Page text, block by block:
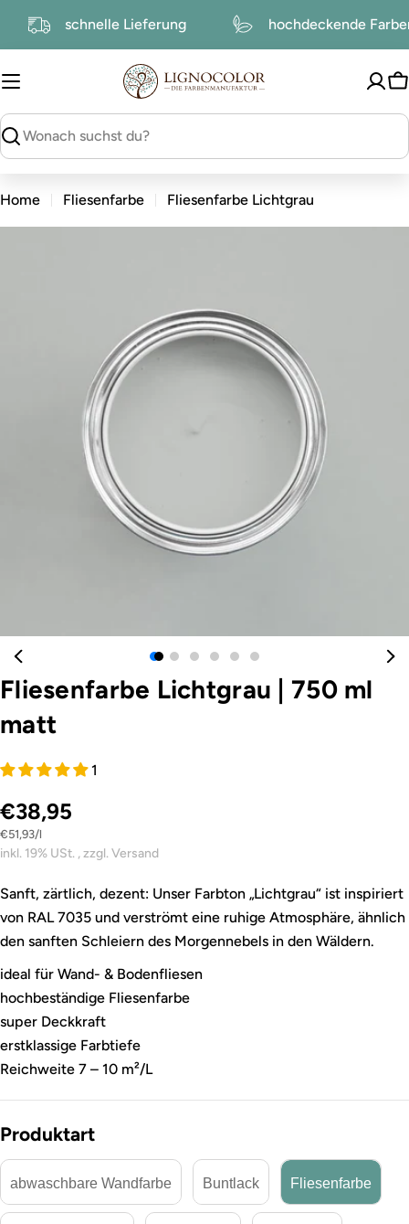
Inhalt
schnelle Lieferung hochdeckende
suchen
Home Fliesenfarbe Fliesenfarbe Lichtgrau
Sie das Medium 0 im Modalformat
Fliesenfarbe Lichtgrau
750 ml
matt
1
€38,95
Stückpreis
€51,93/
pro l
inkl. 19% USt. , zzgl. Versand
Sanft, zärtlich, dezent: Unser Farbton „Lichtgrau“ ist inspiriert
von RAL 7035 und verströmt eine ruhige Atmosphäre, ähnlich
den sanften Schleiern des Morgennebels in den Wäldern.
ideal für Wand- & Bodenfliesen
hochbeständige Fliesenfarbe
super Deckkraft
erstklassige Farbtiefe
Reichweite 7 – 10 m²/L
Produktart
abwaschbare Wandfarbe Buntlack Fliesenfarbe